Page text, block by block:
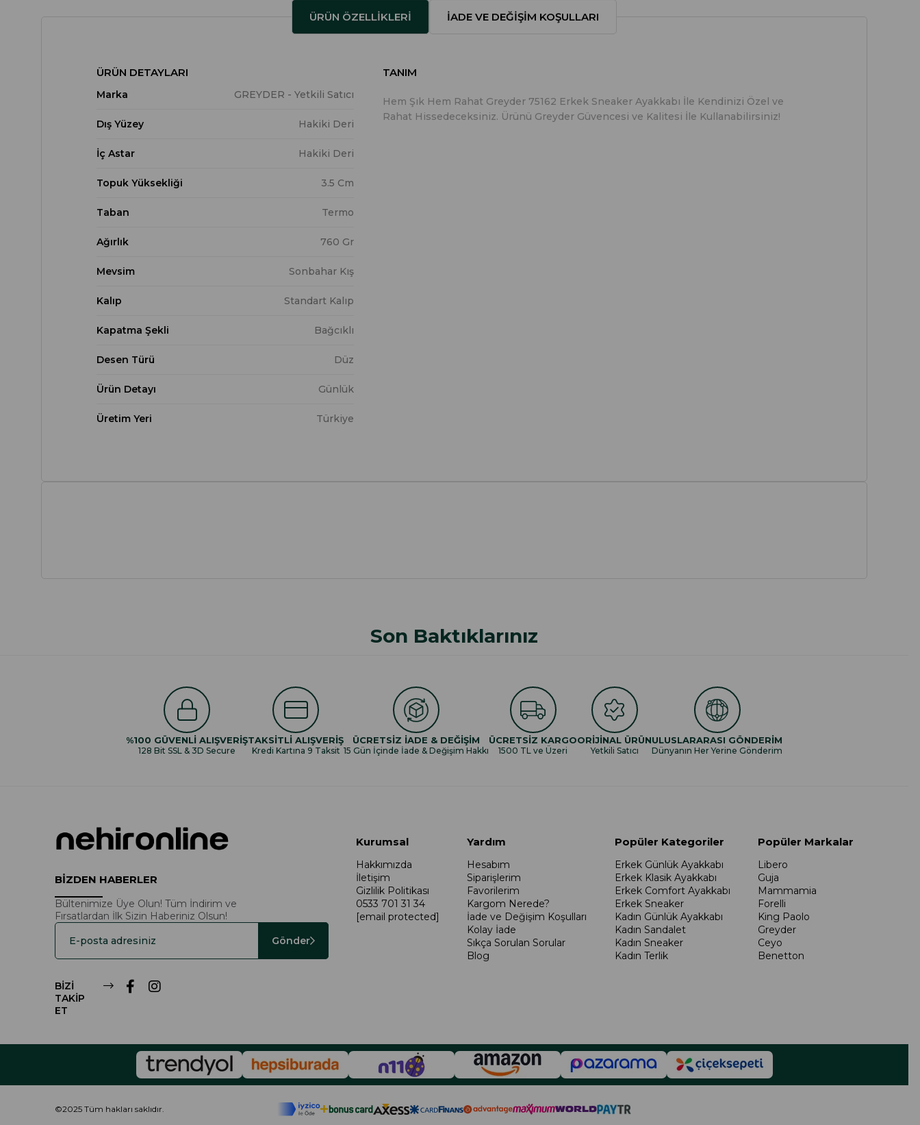
ÜRÜN ÖZELLIKLERI İADE VE DEĞIŞIM KOŞULLARI
ÜRÜN DETAYLARI
Marka GREYDER - Yetkili Satıcı
Dış Yüzey Hakiki Deri
İç Astar Hakiki Deri
Topuk Yüksekliği 3.5 Cm
Taban Termo
Ağırlık 760 Gr
Mevsim Sonbahar Kış
Kalıp Standart Kalıp
Kapatma Şekli Bağcıklı
Desen Türü Düz
Ürün Detayı Günlük
Üretim Yeri Türkiye
TANIM
Hem Şık Hem Rahat Greyder 75162 Erkek Sneaker Ayakkabı İle Kendinizi Özel ve
Rahat Hissedeceksiniz. Ürünü Greyder Güvencesi ve Kalitesi İle Kullanabilirsiniz!
Son Baktıklarınız
%100 GÜVENLİ ALIŞVERİŞ
128 Bit SSL & 3D Secure
TAKSİTLİ ALIŞVERİŞ
Kredi Kartına 9 Taksit
ÜCRETSİZ İADE & DEĞİŞİM
15 Gün İçinde İade & Değişim Hakkı
ÜCRETSİZ KARGO
1500 TL ve Üzeri
ORİJİNAL ÜRÜN
Yetkili Satıcı
ULUSLARARASI GÖNDERİM
Dünyanın Her Yerine Gönderim
BİZDEN HABERLER
Bültenimize Üye Olun! Tüm İndirim ve
Fırsatlardan İlk Sizin Haberiniz Olsun!
Gönder
BİZİ
TAKİP
ET
Kurumsal
Hakkımızda
İletişim
Gizlilik Politikası
0533 701 31 34
[email protected]
Yardım
Hesabım
Siparişlerim
Favorilerim
Kargom Nerede?
İade ve Değişim Koşulları
Kolay İade
Sıkça Sorulan Sorular
Blog
Popüler Kategoriler
Erkek Günlük Ayakkabı
Erkek Klasik Ayakkabı
Erkek Comfort Ayakkabı
Erkek Sneaker
Kadın Günlük Ayakkabı
Kadın Sandalet
Kadın Sneaker
Kadın Terlik
Popüler Markalar
Libero
Guja
Mammamia
Forelli
King Paolo
Greyder
Ceyo
Benetton
©2025 Tüm hakları saklıdır.